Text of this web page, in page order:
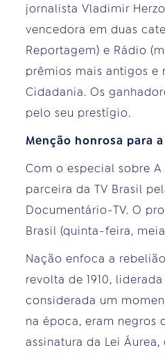
jornalista Vladimir
vencedora em duas
Reportagem) e Rádio
prêmios mais antigos e
Cidadania. Os
pelo seu prestígio.
Menção honrosa para a
Com o especial sobre
parceira da TV Brasil
Documentário-TV. O
Brasil (quinta-feira,
Nação enfoca a
revolta de 1910,
considerada um
na época, eram negros
assinatura da Lei